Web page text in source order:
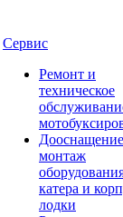
Сервис
Ремонт и
техническое
монтаж
катера и
лодки